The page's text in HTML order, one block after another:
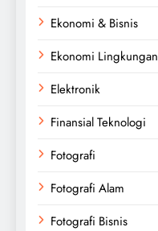
Ekonomi & Bisnis
Ekonomi Lingkungan
Elektronik
Finansial Teknologi
Fotografi
Fotografi Alam
Fotografi Bisnis